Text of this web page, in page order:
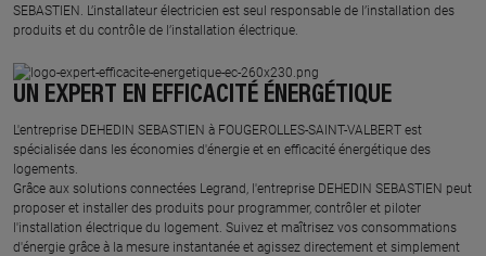
SEBASTIEN. L’installateur électricien est seul responsable de l’installation des
produits et du contrôle de l’installation électrique.
UN EXPERT EN EFFICACITÉ ÉNERGÉTIQUE
L'entreprise DEHEDIN SEBASTIEN à FOUGEROLLES-SAINT-VALBERT est
spécialisée dans les économies d'énergie et en efficacité énergétique des
logements.
Grâce aux solutions connectées Legrand, l'entreprise DEHEDIN SEBASTIEN peut
proposer et installer des produits pour programmer, contrôler et piloter
l'installation électrique du logement. Suivez et maîtrisez vos consommations
d'énergie grâce à la mesure instantanée et agissez directement et simplement